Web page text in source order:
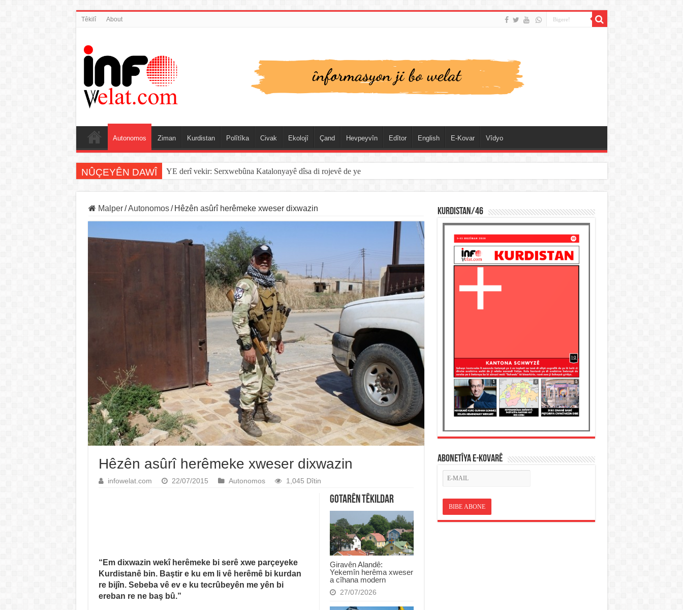
Têkilî About
Autonomos Ziman Kurdistan Polîtîka Civak Ekolojî Çand Hevpeyvîn Edîtor English E-Kovar Vîdyo
NÛÇEYÊN DAWÎ YE derî vekir: Serxwebûna Katalonyayê dîsa di rojevê de ye
Malper / Autonomos / Hêzên asûrî herêmeke xweser dixwazin
Hêzên asûrî herêmeke xweser dixwazin
infowelat.com 22/07/2015 Autonomos 1,045 Dîtin
Gotarên Têkildar
Giravên Alandê:
Yekemîn herêma xweser
a cîhana modern
27/07/2026
“Em dixwazin wekî herêmeke bi serê xwe parçeyeke
Kurdistanê bin. Baştir e ku em li vê herêmê bi kurdan
re bijîn. Sebeba vê ev e ku tecrûbeyên me yên bi
ereban re ne baş bû.”
KURDISTAN/46
ABONETÎYA E-KOVARÊ